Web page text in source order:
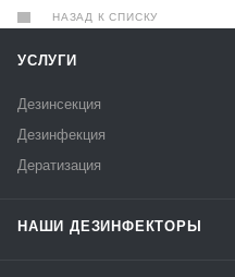
НАЗАД К СПИСКУ
УСЛУГИ
Дезинсекция
Дезинфекция
Дератизация
НАШИ ДЕЗИНФЕКТОРЫ